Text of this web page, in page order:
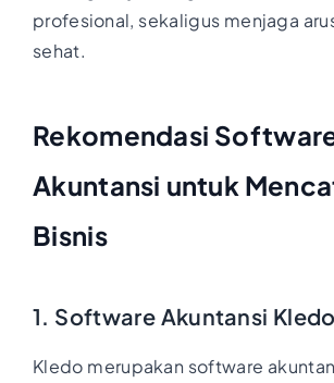
profesional, sekaligus menjaga
sehat.
Rekomendasi
Akuntansi untuk
Bisnis
1. Software Akuntansi Kledo
Kledo merupakan software